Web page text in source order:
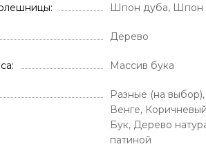
Шпон дуба, Шпон
Дерево
Массив бука
Разные (на
Венге,
Бук, Дерево
патиной